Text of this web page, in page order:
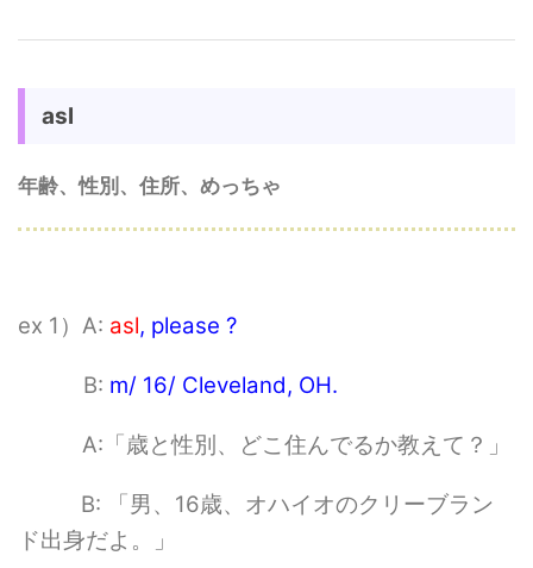
asl
年齢、性別、住所、めっちゃ
ex 1）A: asl, please ?
B: m/ 16/ Cleveland, OH.
A:「歳と性別、どこ住んでるか教えて？」
B: 「男、16歳、オハイオのクリーブラン
ド出身だよ。」